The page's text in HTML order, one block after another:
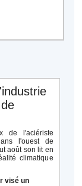
de l'aciériste
l'ouest de
août son lit en
climatique
visé un